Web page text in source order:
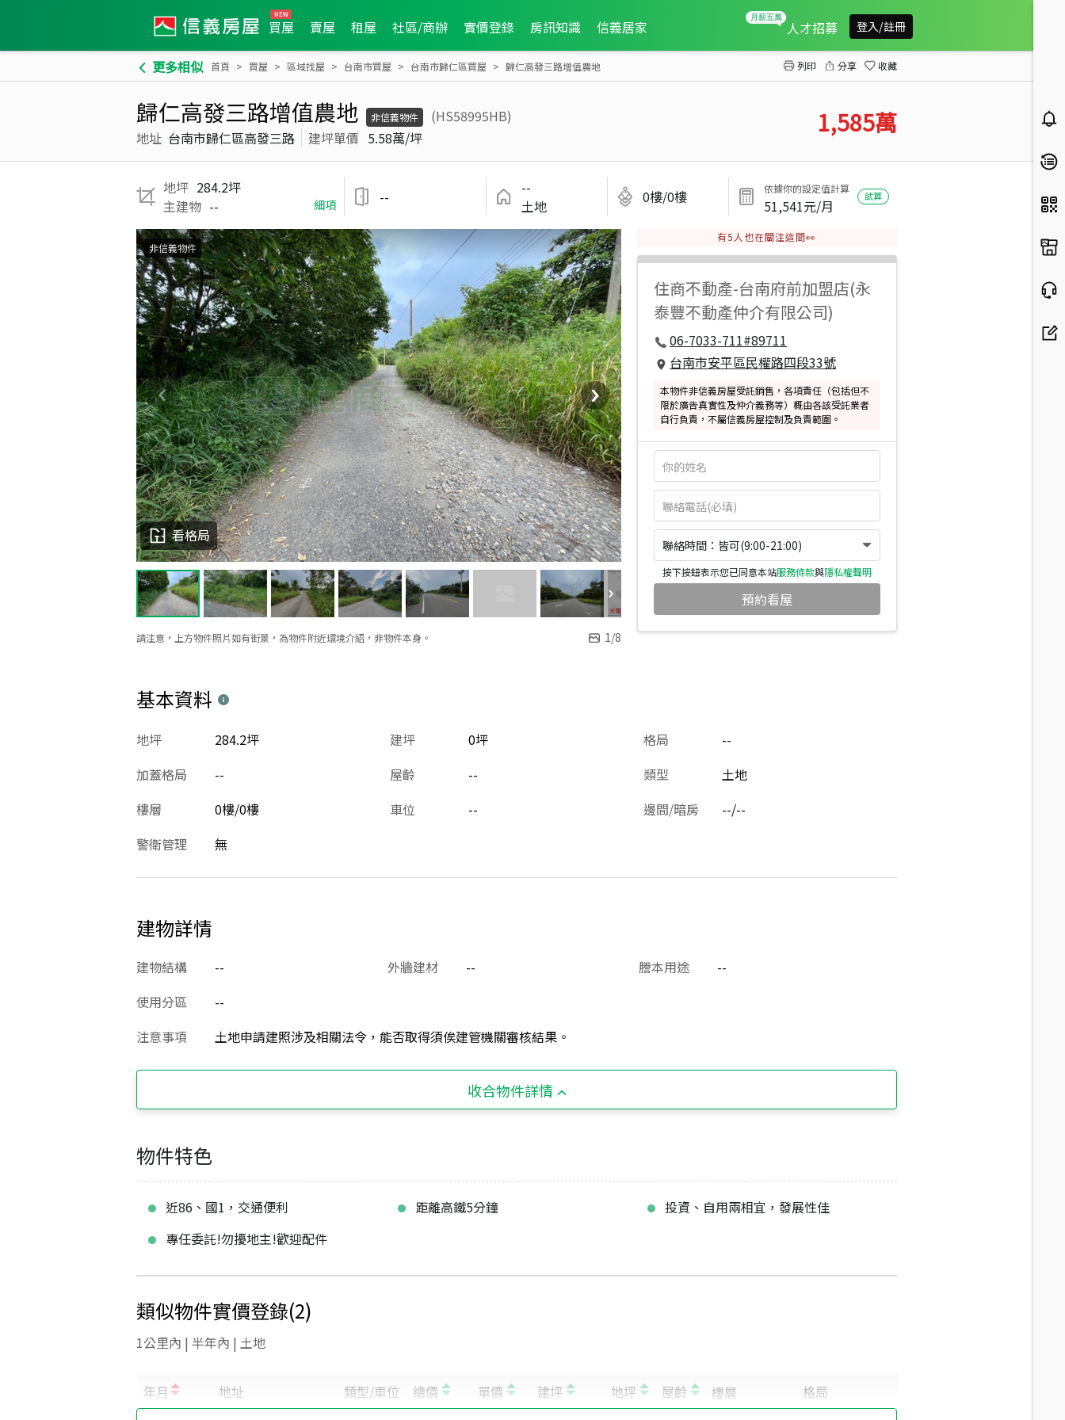
買屋 賣屋 租屋 社區/商辦 實價登錄 房訊知識 信義居家 人才招募 登入/註冊
更多相似 首頁 買屋 區域找屋 台南市買屋 台南市歸仁區買屋 歸仁高發三路增值農地 列印 分享 收藏
歸仁高發三路增值農地 非信義物件
(HS58995HB)
地址 台南市歸仁區高發三路 建坪單價 5.58萬/坪 1,585萬
地坪 284.2坪
主建物 -- 細項 --
--
土地
0樓/0樓 依據你的設定值計算
51,541元/月
試算
請注意，上方物件照片如有街景，為物件附近環境介紹，非物件本身。 1/8
看格局
非信義物件
有5 人也在關注這間👀
住商不動產-台南府前加盟店(永
泰豐不動產仲介有限公司)
06-7033-711#89711
台南市安平區民權路四段33號
本物件非信義房屋受託銷售，各項責任（包括但不
限於廣告真實性及仲介義務等）概由各該受託業者
自行負責，不屬信義房屋控制及負責範圍。
聯絡時間：皆可(9:00-21:00)
按下按鈕表示您已同意本站服務條款與隱私權聲明
預約看屋
基本資料
建坪 0坪
地坪 284.2坪 格局
--
加蓋格局
-- 屋齡 -- 類型
土地
樓層
0樓/0樓 車位 -- 邊間/暗房
--/--
警衛管理
無
建物詳情
建物結構 -- 外牆建材 -- 謄本用途
--
使用分區
--
注意事項
土地申請建照涉及相關法令，能否取得須俟建管機關審核結果。
收合物件詳情
物件特色
近86、國1，交通便利 距離高鐵5分鐘
投資、自用兩相宜，發展性佳
專任委託!勿擾地主!歡迎配件
類似物件實價登錄(2)
1公里內 | 半年內 | 土地